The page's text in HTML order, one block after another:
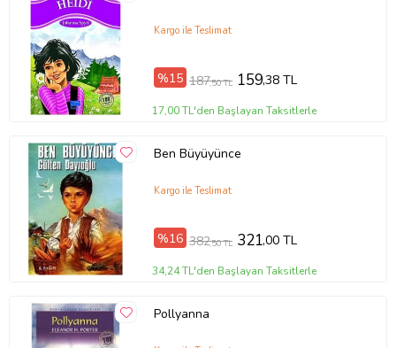
Ürün Kodu:kcm88447950 Kargo ile Teslimat
%15 187,50 TL 159,38 TL
17,00 TL'den Başlayan Taksitlerle
Ben Büyüyünce
Kargo ile Teslimat
%16 382,50 TL 321,00 TL
34,24 TL'den Başlayan Taksitlerle
Pollyanna